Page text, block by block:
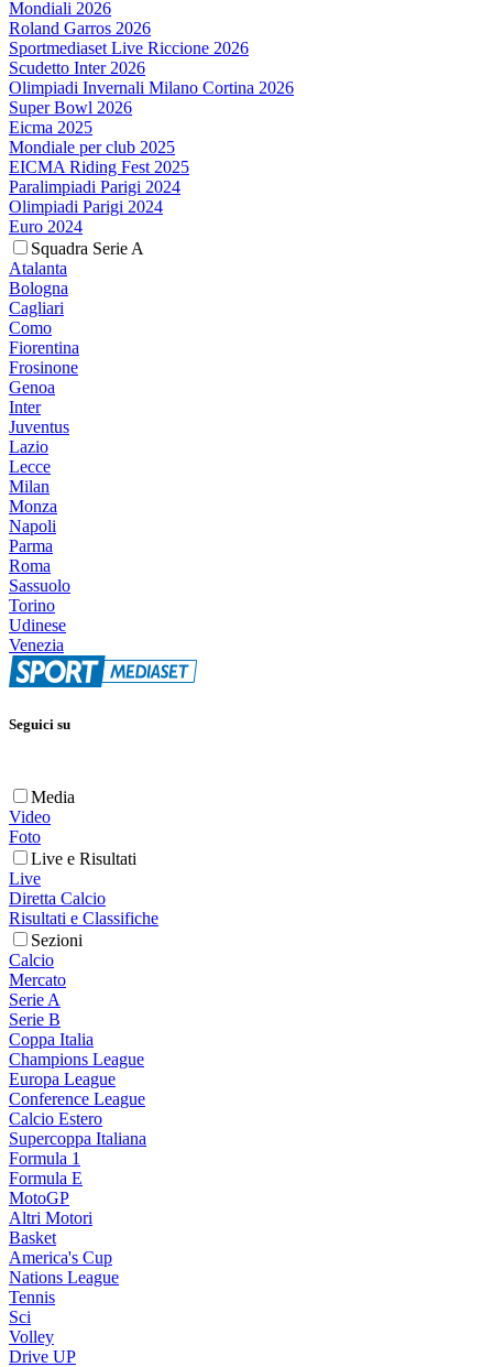
Mondiali 2026
Roland Garros 2026
Sportmediaset Live Riccione 2026
Scudetto Inter 2026
Olimpiadi Invernali Milano Cortina 2026
Super Bowl 2026
Eicma 2025
Mondiale per club 2025
EICMA Riding Fest 2025
Paralimpiadi Parigi 2024
Olimpiadi Parigi 2024
Euro 2024
Squadra Serie A
Atalanta
Bologna
Cagliari
Como
Fiorentina
Frosinone
Genoa
Inter
Juventus
Lazio
Lecce
Milan
Monza
Napoli
Parma
Roma
Sassuolo
Torino
Udinese
Venezia
Seguici su
Media
Video
Foto
Live e Risultati
Live
Diretta Calcio
Risultati e Classifiche
Sezioni
Calcio
Mercato
Serie A
Serie B
Coppa Italia
Champions League
Europa League
Conference League
Calcio Estero
Supercoppa Italiana
Formula 1
Formula E
MotoGP
Altri Motori
Basket
America's Cup
Nations League
Tennis
Sci
Volley
Drive UP